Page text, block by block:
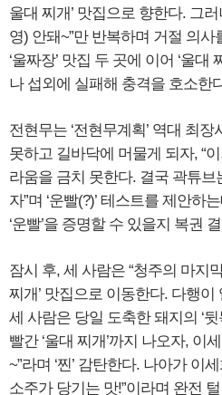
울대 찌개’ 맛집으로 향한다. 그
영) 안돼~”만 반복하며 거절 의
‘울짜장’ 맛집 두 곳에 이어 ‘울대
나 섭외에 실패해 충격을 호소한
전현무는 ‘전현무계획’ 역대 최
못하고 길바닥에 머물게 되자, “
라움을 금치 못한다. 결국 곽튜브
자”며 ‘운빨(?)’ 테스트를 제안하
‘운빨’을 증명할 수 있을지 복권
잠시 후, 세 사람은 “청주의 마지
찌개’ 맛집으로 이동한다. 다행
세 사람은 당일 도축한 돼지의 ‘
빨간 ‘울대 찌개’까지 나오자, 이
~”라며 ‘찐’ 감탄한다. 나아가 이
소주가 당기는 맛!”이라며 완전